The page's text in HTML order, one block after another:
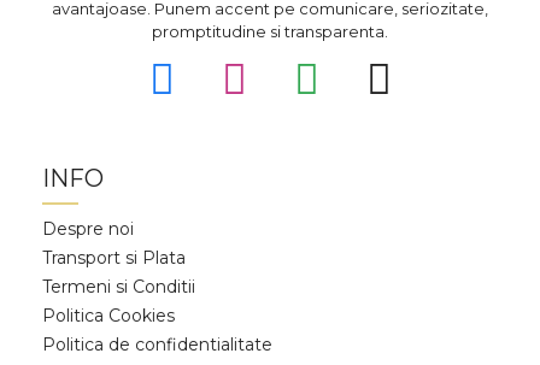
avantajoase. Punem accent pe comunicare, seriozitate,
promptitudine si transparenta.
INFO
Despre noi
Transport si Plata
Termeni si Conditii
Politica Cookies
Politica de confidentialitate